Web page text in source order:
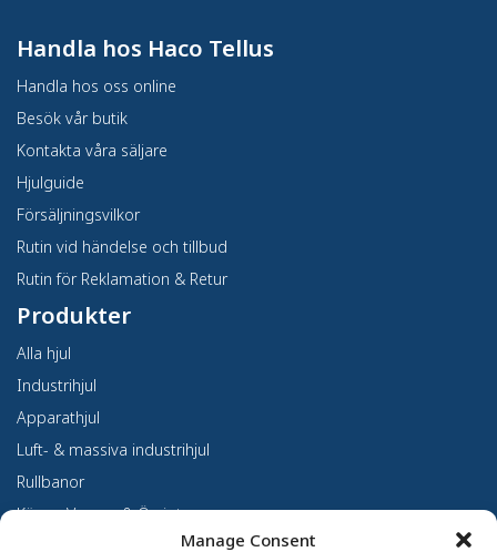
Manage Consent
Handla hos Haco Tellus
Handla hos oss online
Besök vår butik
Kontakta våra säljare
Hjulguide
Försäljningsvilkor
Rutin vid händelse och tillbud
Rutin för Reklamation & Retur
Produkter
Alla hjul
Industrihjul
Apparathjul
Luft- & massiva industrihjul
Rullbanor
Kärror, Vagnar & Övrigt